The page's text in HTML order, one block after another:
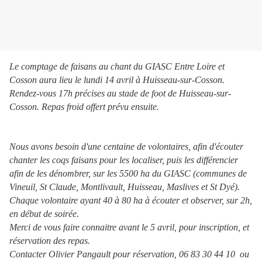
Le comptage de faisans au chant du GIASC Entre Loire et
Cosson aura lieu le lundi 14 avril à Huisseau-sur-Cosson.
Rendez-vous 17h précises au stade de foot de Huisseau-sur-
Cosson. Repas froid offert prévu ensuite.
Nous avons besoin d'une centaine de volontaires, afin d'écouter
chanter les coqs faisans pour les localiser, puis les différencier
afin de les dénombrer, sur les 5500 ha du GIASC (communes de
Vineuil, St Claude, Montlivault, Huisseau, Maslives et St Dyé).
Chaque volontaire ayant 40 à 80 ha à écouter et observer, sur 2h,
en début de soirée.
Merci de vous faire connaitre avant le 5 avril, pour inscription, et
réservation des repas.
Contacter Olivier Pangault pour réservation, 06 83 30 44 10 ou